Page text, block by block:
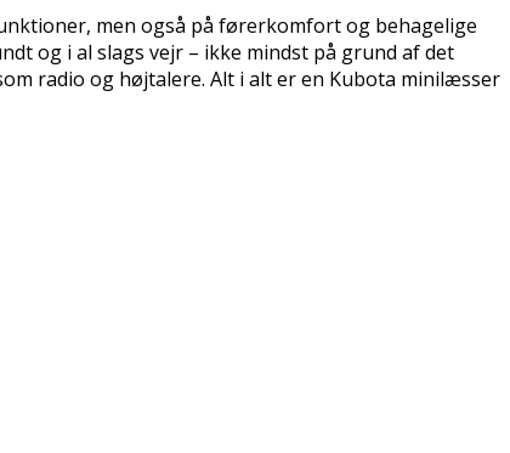
men også på førerkomfort og behagelige
og i al slags vejr – ikke mindst på grund af det
radio og højtalere. Alt i alt er en Kubota minilæsser